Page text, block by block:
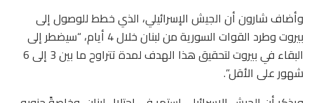
وأضاف شارون أن الجيش الإسرائيلي، الذي خطط للوصول إلى
بيروت وطرد القوات السورية من لبنان خلال 4 أيام، “سيضطر إلى
البقاء في بيروت لتحقيق هذا الهدف لمدة تتراوح ما بين 3 إلى 6
شهور على الأقل”.